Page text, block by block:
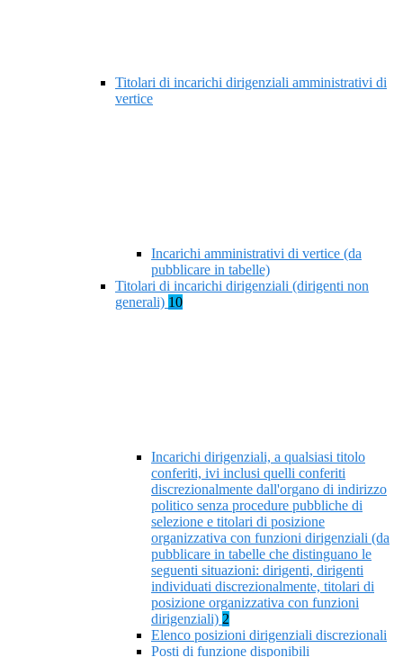
Titolari di incarichi dirigenziali amministrativi di
vertice
Incarichi amministrativi di vertice (da
pubblicare in tabelle)
Titolari di incarichi dirigenziali (dirigenti non
generali) 10
Incarichi dirigenziali, a qualsiasi titolo
conferiti, ivi inclusi quelli conferiti
discrezionalmente dall'organo di indirizzo
politico senza procedure pubbliche di
selezione e titolari di posizione
organizzativa con funzioni dirigenziali (da
pubblicare in tabelle che distinguano le
seguenti situazioni: dirigenti, dirigenti
individuati discrezionalmente, titolari di
posizione organizzativa con funzioni
dirigenziali) 2
Elenco posizioni dirigenziali discrezionali
Posti di funzione disponibili